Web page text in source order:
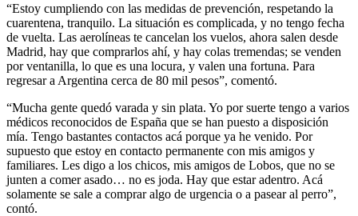
“Estoy cumpliendo con las medidas de prevención, respetando la
cuarentena, tranquilo. La situación es complicada, y no tengo fecha
de vuelta. Las aerolíneas te cancelan los vuelos, ahora salen desde
Madrid, hay que comprarlos ahí, y hay colas tremendas; se venden
por ventanilla, lo que es una locura, y valen una fortuna. Para
regresar a Argentina cerca de 80 mil pesos”, comentó.
“Mucha gente quedó varada y sin plata. Yo por suerte tengo a varios
médicos reconocidos de España que se han puesto a disposición
mía. Tengo bastantes contactos acá porque ya he venido. Por
supuesto que estoy en contacto permanente con mis amigos y
familiares. Les digo a los chicos, mis amigos de Lobos, que no se
junten a comer asado… no es joda. Hay que estar adentro. Acá
solamente se sale a comprar algo de urgencia o a pasear al perro”,
contó.